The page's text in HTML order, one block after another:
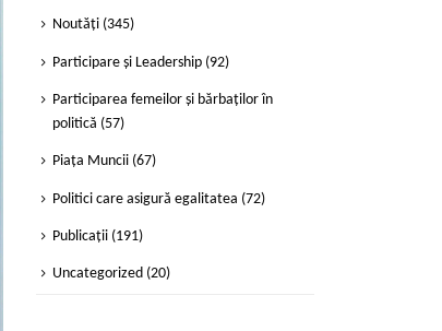
Noutăți (345)
Participare și Leadership (92)
Participarea femeilor și bărbaților în
politică (57)
Piața Muncii (67)
Politici care asigură egalitatea (72)
Publicații (191)
Uncategorized (20)